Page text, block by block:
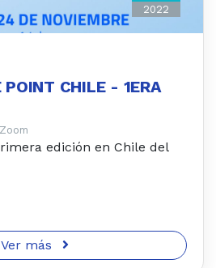
2022
CHILE - 1ERA
Zoom
edición en Chile del
Ver más